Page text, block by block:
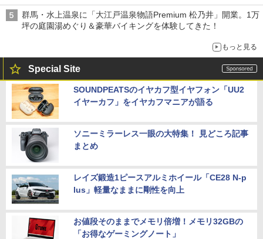
は1500円
群馬・水上温泉に「大江戸温泉物語Premium 松乃井」開業。1万
坪の庭園湯めぐり＆豪華バイキングを体験してきた！
もっと見る
Special Site
SOUNDPEATSのイヤカフ型イヤフォン「UU2
イヤーカフ」をイヤカフマニアが語る
ソニーミラーレス一眼の大特集！ 見どころ記事
まとめ
レイズ鍛造1ピースアルミホイール「CE28 N-p
lus」軽量なままに剛性を向上
お値段そのままでメモリ倍増！メモリ32GBの
「お得なゲーミングノート」